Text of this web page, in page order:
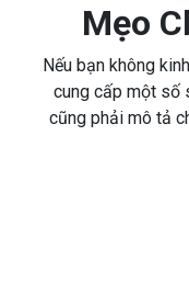
Mẹo
Nếu bạn không
cung cấp một số
cũng phải mô tả